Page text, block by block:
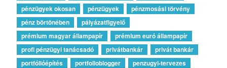
pénzügyek okosan
pénzügyek
pénzmosási törvény
pénz börtönében
pályázatfigyelő
prémium magyar állampapír
prémium euró állampapír
profi pénzügyi tanácsadó
privátbankár
privát bankár
portfólióépítés
portfolioblogger
penzugyi-tervezes